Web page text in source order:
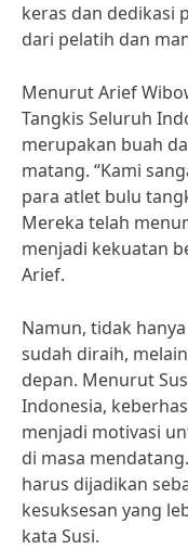
keras dan dedikasi
dari pelatih dan
Menurut Arief
Tangkis Seluruh
merupakan buah
matang. “Kami
para atlet bulu
Mereka telah
menjadi kekuatan
Arief.
Namun, tidak
sudah diraih,
depan. Menurut
Indonesia,
menjadi motivasi
di masa
harus dijadikan
kesuksesan yang
kata Susi.